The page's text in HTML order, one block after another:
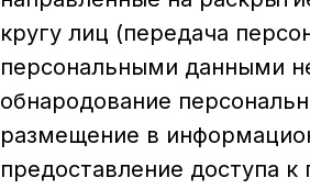
кругу лиц (передача
персональными данными
обнародование
размещение в
предоставление доступа